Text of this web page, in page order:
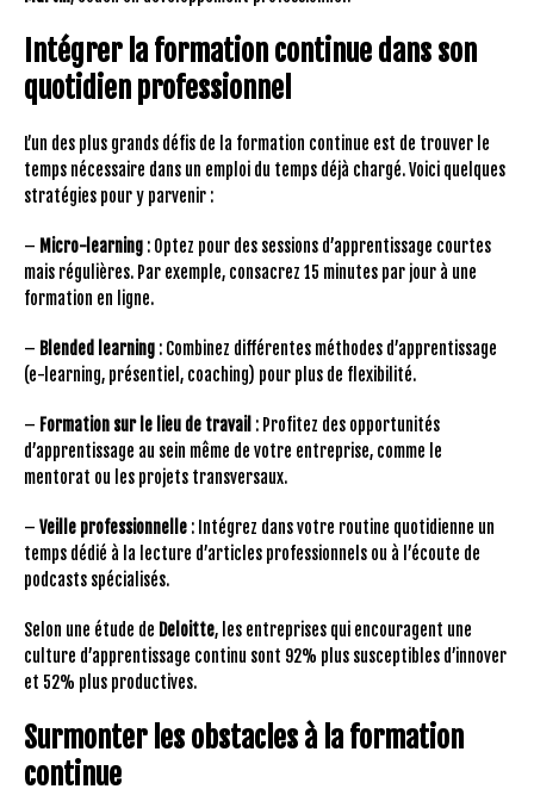
Intégrer la formation continue dans son
quotidien professionnel
L’un des plus grands défis de la formation continue est de trouver le
temps nécessaire dans un emploi du temps déjà chargé. Voici quelques
stratégies pour y parvenir :
– Micro-learning : Optez pour des sessions d’apprentissage courtes
mais régulières. Par exemple, consacrez 15 minutes par jour à une
formation en ligne.
– Blended learning : Combinez différentes méthodes d’apprentissage
(e-learning, présentiel, coaching) pour plus de flexibilité.
– Formation sur le lieu de travail : Profitez des opportunités
d’apprentissage au sein même de votre entreprise, comme le
mentorat ou les projets transversaux.
– Veille professionnelle : Intégrez dans votre routine quotidienne un
temps dédié à la lecture d’articles professionnels ou à l’écoute de
podcasts spécialisés.
Selon une étude de Deloitte, les entreprises qui encouragent une
culture d’apprentissage continu sont 92% plus susceptibles d’innover
et 52% plus productives.
Surmonter les obstacles à la formation
continue